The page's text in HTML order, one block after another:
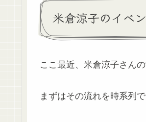
米倉涼子のイベ
ここ最近、米倉涼子さんの
まずはその流れを時系列